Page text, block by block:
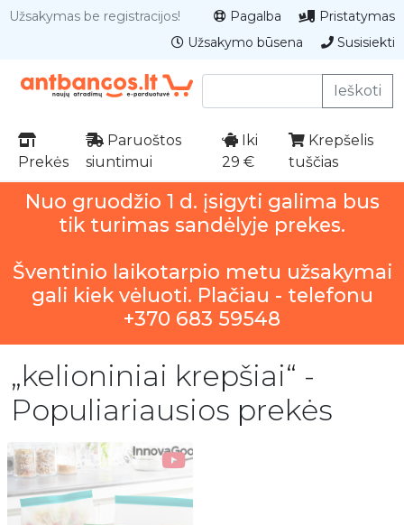
Užsakymas be registracijos! Pagalba
Pristatymas
Užsakymo būsena
Susisiekti
Ieškoti
Prekės
Paruoštos
siuntimui
Iki
29 €
Krepšelis
tuščias
Nuo gruodžio 1 d. įsigyti galima bus
tik turimas sandėlyje prekes.
Šventinio laikotarpio metu užsakymai
gali kiek vėluoti. Plačiau - telefonu
+370 683 59548
„kelioniniai krepšiai“ -
Populiariausios prekės